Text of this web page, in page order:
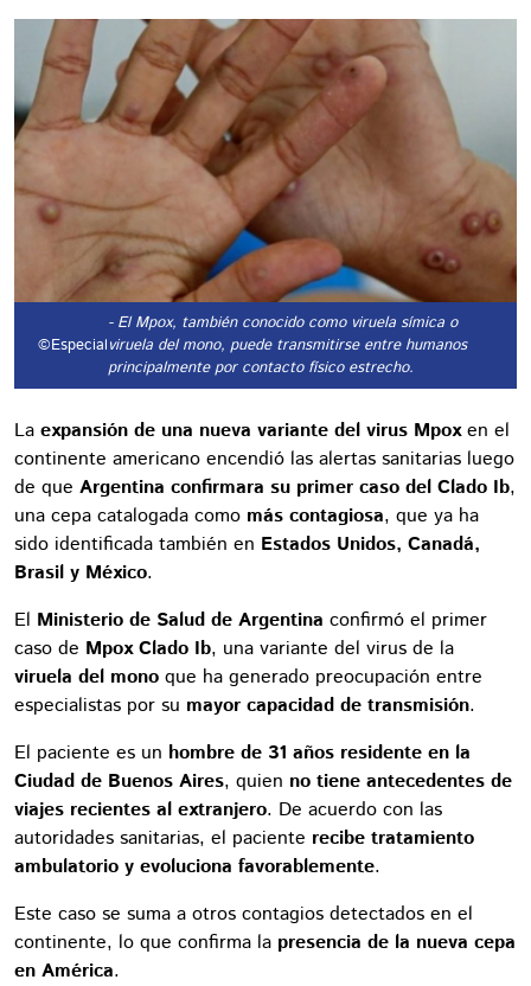
©Especial
- El Mpox, también conocido como viruela símica o
viruela del mono, puede transmitirse entre humanos
principalmente por contacto físico estrecho.
La expansión de una nueva variante del virus Mpoxen el
continente americano encendió las alertas sanitarias luego
de que Argentina confirmara su primer caso del Clado Ib,
una cepa catalogada como más contagiosa, que ya ha
sido identificada también en Estados Unidos, Canadá,
Brasil y México.
El Ministerio de Salud de Argentina confirmó el primer
caso de Mpox Clado Ib, una variante del virus de la
viruela del mono que ha generado preocupación entre
especialistas por su mayor capacidad de transmisión.
El paciente es un hombre de 31 años residente en la
Ciudad de Buenos Aires, quien no tiene antecedentes de
viajes recientes al extranjero. De acuerdo con las
autoridades sanitarias, el paciente recibe tratamiento
ambulatorio y evoluciona favorablemente.
Este caso se suma a otros contagios detectados en el
continente, lo que confirma la presencia de la nueva cepa
en América.